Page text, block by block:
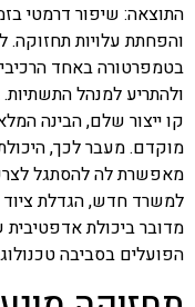
התוצאה: שיפור דרמטי
והפחתת עלויות
בטמפרטורה באחד
ולהתריע למנהל
קו ייצור שלם, הבינה
מוקדם. מעבר לכך,
מאפשרת לה להסתגל
למשרד חדש, הגדלת
מדובר ביכולת אדפטיבית
הפועלים בסביבה